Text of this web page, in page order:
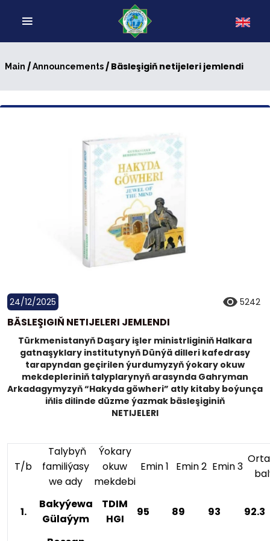
Main /Announcements/ Bäsleşigiň netijeleri jemlendi
24/12/2025 5242
BÄSLEŞIGIŇ NETIJELERI JEMLENDI
Türkmenistanyň Daşary işler ministrliginiň Halkara
gatnaşyklary institutynyň Dünýä dilleri kafedrasy
tarapyndan geçirilen ýurdumyzyň ýokary okuw
mekdepleriniň talyplarynyň arasynda Gahryman
Arkadagymyzyň “Hakyda göwheri” atly kitaby boýunça
iňlis dilinde düzme ýazmak bäsleşiginiň
NETIJELERI
T/b
Talybyň
familiýasy
we ady
Ýokary
okuw
mekdebi
Emin 1 Emin 2 Emin 3
1.
Bakyýewa
Gülaýym
TDIM
HGI
95 89 93 92.3